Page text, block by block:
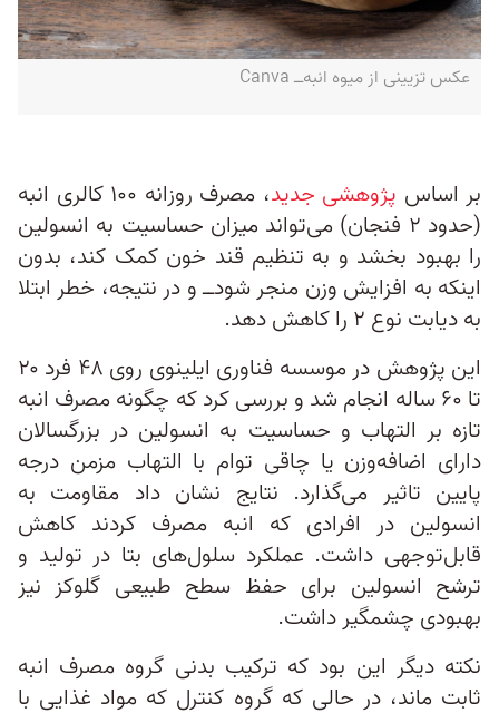
عکس تزیینی از میوه انبه‌ــ Canva
بر اساس پژوهشی جدید
، مصرف روزانه ۱۰۰ کالری انبه
(حدود ۲ فنجان) می‌تواند میزان حساسیت به انسولین
را بهبود بخشد و به تنظیم قند خون کمک کند، بدون
اینکه به افزایش وزن منجر شود‌ــ و در نتیجه، خطر ابتلا
به دیابت نوع ۲ را کاهش دهد.
این پژوهش در موسسه فناوری ایلینوی روی ۴۸ فرد ۲۰
تا ۶۰ ساله انجام شد و بررسی کرد که چگونه مصرف انبه
تازه بر التهاب و حساسیت به انسولین در بزرگسالان
دارای اضافه‌وزن یا چاقی توام با التهاب مزمن درجه
پایین تاثیر می‌گذارد. نتایج نشان داد مقاومت به
انسولین در افرادی که انبه مصرف کردند کاهش
قابل‌توجهی داشت. عملکرد سلول‌های بتا در تولید و
ترشح انسولین برای حفظ سطح طبیعی گلوکز نیز
بهبودی چشمگیر داشت.
نکته دیگر این بود که ترکیب بدنی گروه مصرف انبه
ثابت ماند، در حالی که گروه کنترل که مواد غذایی با